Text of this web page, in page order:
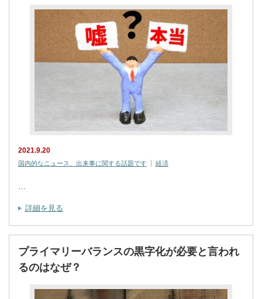
2021.9.20
国内的なニュース、出来事に関する話題です 経済
…
詳細を見る
プライマリーバランスの黒字化が必要と言われ
るのはなぜ？